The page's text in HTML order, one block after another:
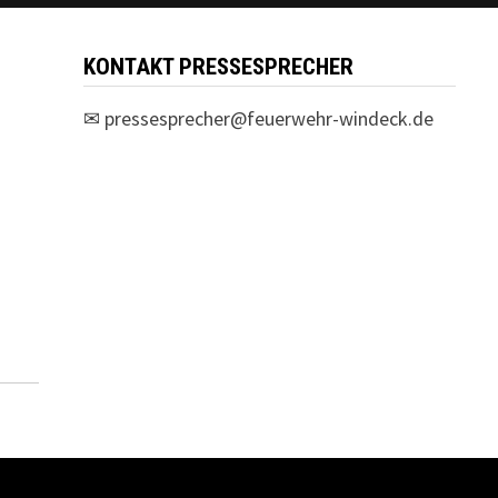
KONTAKT PRESSESPRECHER
✉ pressesprecher@feuerwehr-windeck.de